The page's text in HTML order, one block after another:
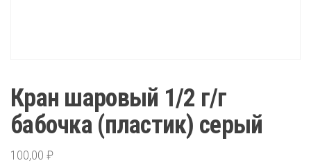
Кран шаровый 1/2 г/г
бабочка (пластик) серый
100,00 ₽